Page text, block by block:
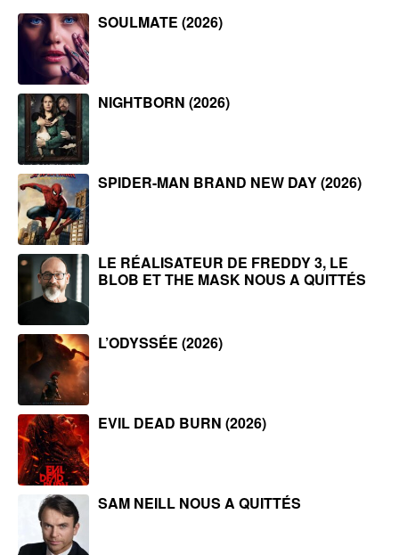
SOULMATE (2026)
NIGHTBORN (2026)
SPIDER-MAN BRAND NEW DAY (2026)
LE RÉALISATEUR DE FREDDY 3, LE
BLOB ET THE MASK NOUS A QUITTÉS
L’ODYSSÉE (2026)
EVIL DEAD BURN (2026)
SAM NEILL NOUS A QUITTÉS